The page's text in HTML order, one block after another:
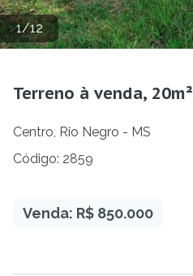
1/12
Terreno à venda, 20m²
Centro, Rio Negro - MS
Código: 2859
Venda: R$ 850.000